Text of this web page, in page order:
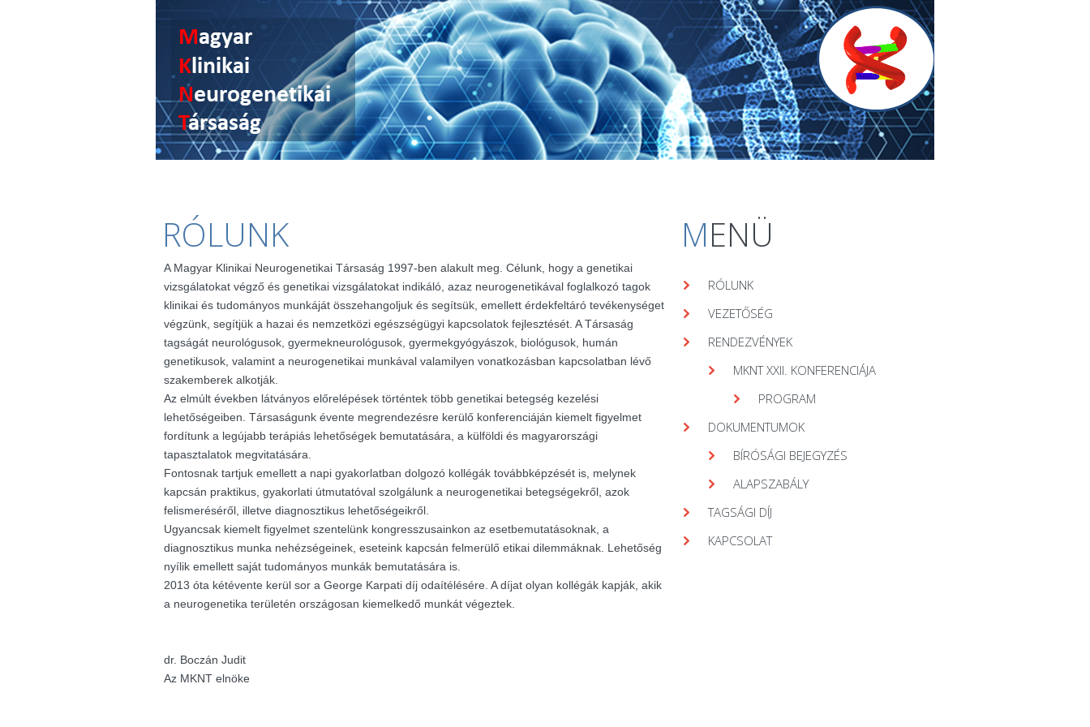
RÓLUNK
A Magyar Klinikai Neurogenetikai Társaság 1997-ben alakult meg. Célunk, hogy a genetikai
vizsgálatokat végző és genetikai vizsgálatokat indikáló, azaz neurogenetikával foglalkozó tagok
klinikai és tudományos munkáját összehangoljuk és segítsük, emellett érdekfeltáró tevékenységet
végzünk, segítjük a hazai és nemzetközi egészségügyi kapcsolatok fejlesztését. A Társaság
tagságát neurológusok, gyermekneurológusok, gyermekgyógyászok, biológusok, humán
genetikusok, valamint a neurogenetikai munkával valamilyen vonatkozásban kapcsolatban lévő
szakemberek alkotják.
Az elmúlt években látványos előrelépések történtek több genetikai betegség kezelési
lehetőségeiben. Társaságunk évente megrendezésre kerülő konferenciáján kiemelt figyelmet
fordítunk a legújabb terápiás lehetőségek bemutatására, a külföldi és magyarországi
tapasztalatok megvitatására.
Fontosnak tartjuk emellett a napi gyakorlatban dolgozó kollégák továbbképzését is, melynek
kapcsán praktikus, gyakorlati útmutatóval szolgálunk a neurogenetikai betegségekről, azok
felismeréséről, illetve diagnosztikus lehetőségeikről.
Ugyancsak kiemelt figyelmet szentelünk kongresszusainkon az esetbemutatásoknak, a
diagnosztikus munka nehézségeinek, eseteink kapcsán felmerülő etikai dilemmáknak. Lehetőség
nyílik emellett saját tudományos munkák bemutatására is.
2013 óta kétévente kerül sor a George Karpati díj odaítélésére. A díjat olyan kollégák kapják, akik
a neurogenetika területén országosan kiemelkedő munkát végeztek.
dr. Boczán Judit
Az MKNT elnöke
MENÜ
RÓLUNK
VEZETŐSÉG
RENDEZVÉNYEK
MKNT XXII. KONFERENCIÁJA
PROGRAM
DOKUMENTUMOK
BÍRÓSÁGI BEJEGYZÉS
ALAPSZABÁLY
TAGSÁGI DÍJ
KAPCSOLAT